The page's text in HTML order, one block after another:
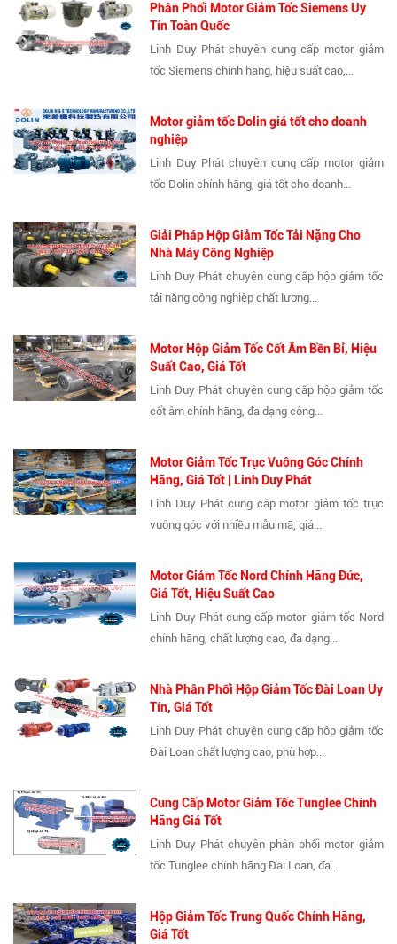
Phân Phối Motor Giảm Tốc Siemens Uy
Tín Toàn Quốc
Linh Duy Phát chuyên cung cấp motor giảm
tốc Siemens chính hãng, hiệu suất cao,...
Motor giảm tốc Dolin giá tốt cho doanh
nghiệp
Linh Duy Phát chuyên cung cấp motor giảm
tốc Dolin chính hãng, giá tốt cho doanh...
Giải Pháp Hộp Giảm Tốc Tải Nặng Cho
Nhà Máy Công Nghiệp
Linh Duy Phát chuyên cung cấp hộp giảm tốc
tải nặng công nghiệp chất lượng...
Motor Hộp Giảm Tốc Cốt Âm Bền Bỉ, Hiệu
Suất Cao, Giá Tốt
Linh Duy Phát chuyên cung cấp hộp giảm tốc
cốt âm chính hãng, đa dạng công...
Motor Giảm Tốc Trục Vuông Góc Chính
Hãng, Giá Tốt | Linh Duy Phát
Linh Duy Phát cung cấp motor giảm tốc trục
vuông góc với nhiều mẫu mã, giá...
Motor Giảm Tốc Nord Chính Hãng Đức,
Giá Tốt, Hiệu Suất Cao
Linh Duy Phát cung cấp motor giảm tốc Nord
chính hãng, chất lượng cao, đa dạng...
Nhà Phân Phối Hộp Giảm Tốc Đài Loan Uy
Tín, Giá Tốt
Linh Duy Phát chuyên cung cấp hộp giảm tốc
Đài Loan chất lượng cao, phù hợp...
Cung Cấp Motor Giảm Tốc Tunglee Chính
Hãng Giá Tốt
Linh Duy Phát chuyên phân phối motor giảm
tốc Tunglee chính hãng Đài Loan, đa...
Hộp Giảm Tốc Trung Quốc Chính Hãng,
Giá Tốt